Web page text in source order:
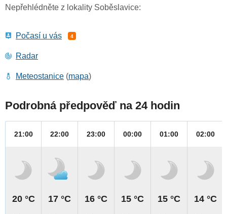
Nepřehlédněte z lokality Soběslavice:
Počasí u vás 4
Radar
Meteostanice (mapa)
Podrobná předpověď na 24 hodin
21:00
20 °C
22:00
17 °C
23:00
16 °C
00:00
15 °C
01:00
15 °C
02:00
14 °C